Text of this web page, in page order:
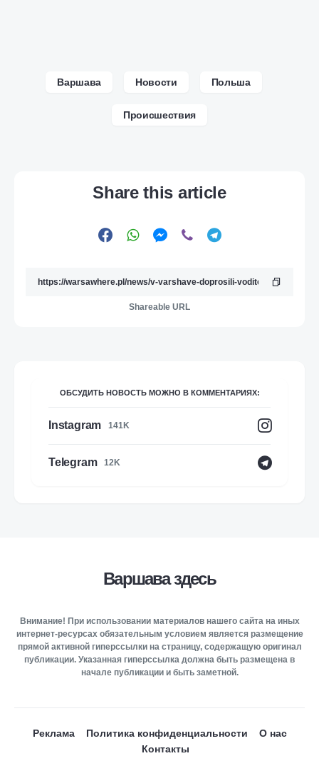
Варшава Новости Польша
Происшествия
Share this article
Shareable URL
ОБСУДИТЬ НОВОСТЬ МОЖНО В КОММЕНТАРИЯХ:
Instagram 141K
Telegram 12K
Варшава здесь
Внимание! При использовании материалов нашего сайта на иных
интернет-ресурсах обязательным условием является размещение
прямой активной гиперссылки на страницу, содержащую оригинал
публикации. Указанная гиперссылка должна быть размещена в
начале публикации и быть заметной.
Реклама Политика конфиденциальности
О нас
Контакты